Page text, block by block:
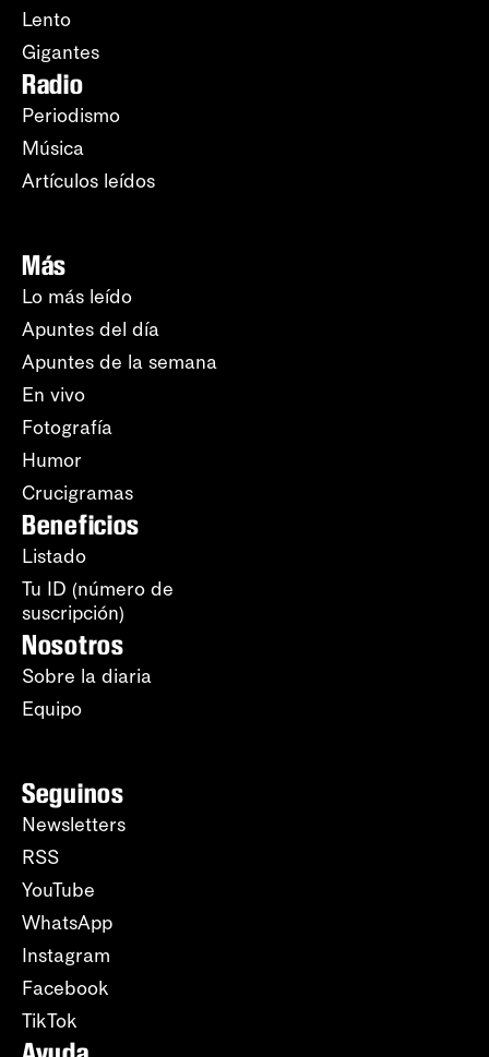
Lento
Gigantes
Radio
Periodismo
Música
Artículos leídos
Más
Lo más leído
Apuntes del día
Apuntes de la semana
En vivo
Fotografía
Humor
Crucigramas
Beneficios
Listado
Tu ID (número de
suscripción)
Nosotros
Sobre la diaria
Equipo
Seguinos
Newsletters
RSS
YouTube
WhatsApp
Instagram
Facebook
TikTok